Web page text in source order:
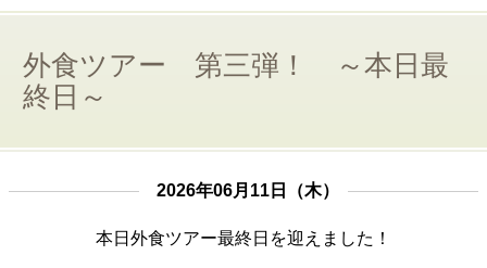
外食ツアー 第三弾！ ～本日最
終日～
2026年06月11日（木）
本日外食ツアー最終日を迎えました！